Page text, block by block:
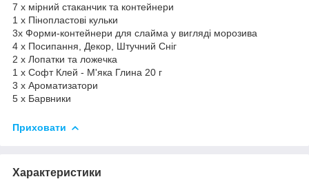
7 х мірний стаканчик та контейнери
1 х Пінопластові кульки
3x Форми-контейнери для слайма у вигляді морозива
4 х Посипання, Декор, Штучний Сніг
2 x Лопатки та ложечка
1 x Софт Клей - М'яка Глина 20 г
3 x Ароматизатори
5 х Барвники
Приховати
Характеристики